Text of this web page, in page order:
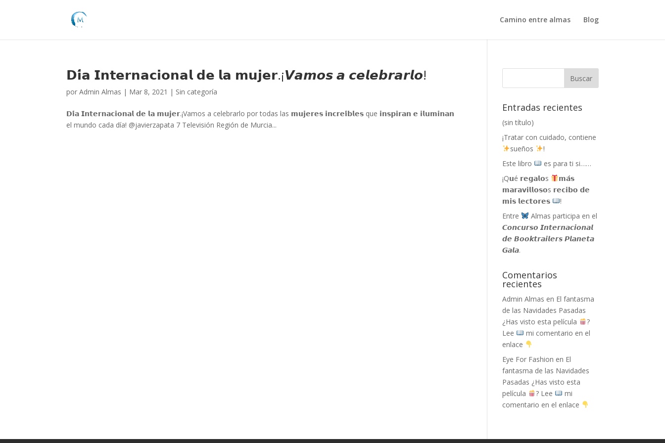
Camino entre almas Blog
𝗗𝗶́𝗮 𝗜𝗻𝘁𝗲𝗿𝗻𝗮𝗰𝗶𝗼𝗻𝗮𝗹 𝗱𝗲 𝗹𝗮 𝗺𝘂𝗷𝗲𝗿.¡𝙑𝙖𝙢𝙤𝙨 𝙖 𝙘𝙚𝙡𝙚𝙗𝙧𝙖𝙧𝙡𝙤!
porAdmin Almas | Mar 8, 2021 | Sin categoría
𝗗𝗶́𝗮 𝗜𝗻𝘁𝗲𝗿𝗻𝗮𝗰𝗶𝗼𝗻𝗮𝗹 𝗱𝗲 𝗹𝗮 𝗺𝘂𝗷𝗲𝗿.¡Vamos a celebrarlo por todas las 𝗺𝘂𝗷𝗲𝗿𝗲𝘀 𝗶𝗻𝗰𝗿𝗲𝗶́𝗯𝗹𝗲𝘀 que 𝗶𝗻𝘀𝗽𝗶𝗿𝗮𝗻 𝗲 𝗶𝗹𝘂𝗺𝗶𝗻𝗮𝗻
el mundo cada día! @javierzapata 7 Televisión Región de Murcia...
Entradas recientes
(sin título)
¡Tratar con cuidado, contiene
sueños
!
Este libro
es para ti si……
¡Q𝘂é 𝗿𝗲𝗴𝗮𝗹𝗼s
𝗺𝗮́𝘀
𝗺𝗮𝗿𝗮𝘃𝗶𝗹𝗹𝗼𝘀𝗼s 𝗿𝗲𝗰𝗶𝗯𝗼 𝗱𝗲
𝗺𝗶𝘀 𝗹𝗲𝗰𝘁𝗼𝗿𝗲𝘀
!
Entre
Almas participa en el
𝘾𝙤𝙣𝙘𝙪𝙧𝙨𝙤 𝙄𝙣𝙩𝙚𝙧𝙣𝙖𝙘𝙞𝙤𝙣𝙖𝙡
𝙙𝙚 𝘽𝙤𝙤𝙠𝙩𝙧𝙖𝙞𝙡𝙚𝙧𝙨 𝙋𝙡𝙖𝙣𝙚𝙩𝙖
𝙂𝙖𝙡𝙖.
Comentarios
recientes
Admin Almas en El fantasma
de las Navidades Pasadas
¿Has visto esta película
?
Lee
mi comentario en el
enlace
Eye For Fashion en El
fantasma de las Navidades
Pasadas ¿Has visto esta
película
? Lee
mi
comentario en el enlace